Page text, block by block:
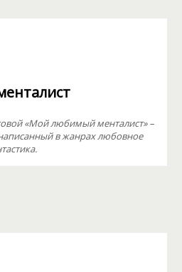
«Мой любимый менталист» –
в жанрах любовное